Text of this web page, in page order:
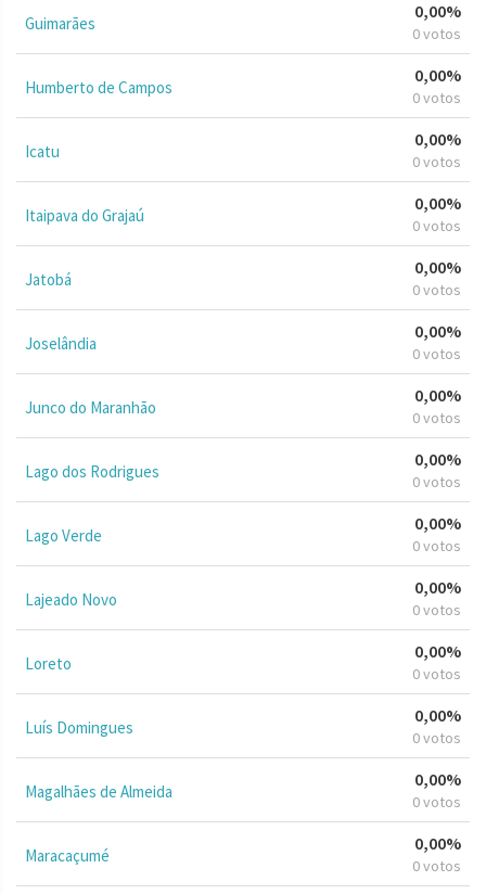
Guimarães
0,00%
0 votos
Humberto de Campos
0,00%
0 votos
Icatu
0,00%
0 votos
Itaipava do Grajaú
0,00%
0 votos
Jatobá
0,00%
0 votos
Joselândia
0,00%
0 votos
Junco do Maranhão
0,00%
0 votos
Lago dos Rodrigues
0,00%
0 votos
Lago Verde
0,00%
0 votos
Lajeado Novo
0,00%
0 votos
Loreto
0,00%
0 votos
Luís Domingues
0,00%
0 votos
Magalhães de Almeida
0,00%
0 votos
Maracaçumé
0,00%
0 votos